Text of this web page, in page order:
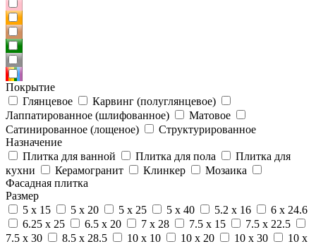
Покрытие
Глянцевое
Карвинг (полуглянцевое)
Лаппатированное (шлифованное)
Матовое
Сатинированное (лощеное)
Структурированное
Назначение
Плитка для ванной
Плитка для пола
Плитка для
кухни
Керамогранит Клинкер
Мозаика
Фасадная плитка
Размер
5 x 15
5 x 20 5 x 25 5 x 40 5.2 x 16
6 x 24.6
6.25 x 25
6.5 x 20 7 x 28 7.5 x 15
7.5 x 22.5
7.5 x 30
8.5 x 28.5 10 x 10 10 x 20 10 x 30 10 x